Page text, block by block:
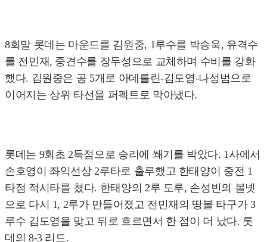
8회말 롯데는 마운드를 김원중, 1루수를 박승욱, 유격수
를 전민재, 중견수를 장두성으로 교체하며 수비를 강화
했다. 김원중은 공 5개로 아데를린-김도영-나성범으로
이어지는 상위 타선을 퍼펙트로 막아냈다.
롯데는 9회초 2득점으로 승리에 쐐기를 박았다. 1사에서
손호영이 좌익선상 2루타로 출루했고 한태양이 중전 1
타점 적시타를 쳤다. 한태양의 2루 도루, 손성빈의 볼넷
으로 다시 1, 2루가 만들어졌고 전민재의 땅볼 타구가 3
루수 김도영을 맞고 뒤로 흐르면서 한 점이 더 났다. 롯
데의 8-3 리드.